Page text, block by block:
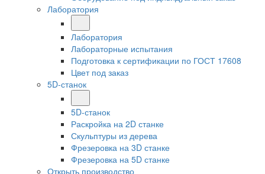
Лаборатория
Лаборатория
Лабораторные испытания
Подготовка к сертификации по ГОСТ 17608
Цвет под заказ
5D-станок
5D-станок
Раскройка на 2D станке
Скульптуры из дерева
Фрезеровка на 3D станке
Фрезеровка на 5D станке
Открыть производство